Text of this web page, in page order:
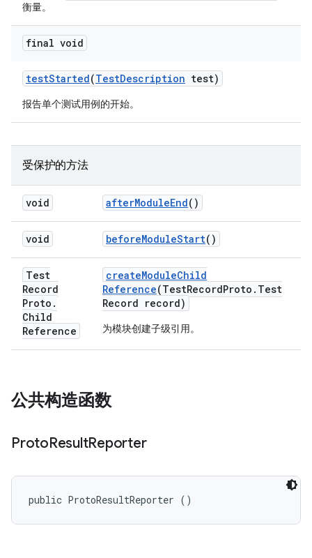
衡量。
final void
testStarted(TestDescription test)
报告单个测试用例的开始。
受保护的方法
void afterModuleEnd()
void beforeModuleStart()
Test
Record
Proto .
Child
Reference
createModuleChild
Reference(TestRecordProto . Test
Record record)
为模块创建子级引用。
公共构造函数
ProtoResultReporter
public ProtoResultReporter ()